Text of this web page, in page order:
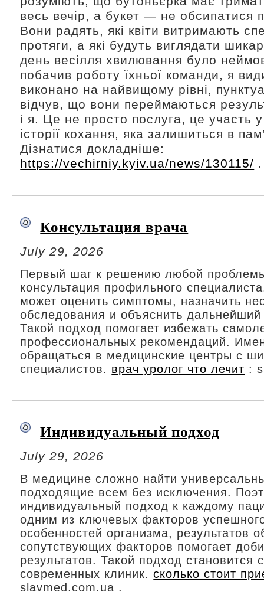
весь вечір, а букет — не обсипатися
Вони радять, які квіти витримають
протяги, а які будуть виглядати
день весілля хвилювання було
побачив роботу їхньої команди, я
виконано на найвищому рівні,
відчув, що вони переймаються
і я. Це не просто послуга, це участь
історії кохання, яка залишиться в
Дізнатися докладніше:
https://vechirniy.kyiv.ua/news/130115/ .
Консультация врача
July 29, 2026
Первый шаг к решению любой
консультация профильного
может оценить симптомы, назначить
обследования и объяснить
Такой подход помогает избежать
профессиональных рекомендаций.
обращаться в медицинские центры с
специалистов. врач уролог что лечит :
Индивидуальный подход
July 29, 2026
В медицине сложно найти
подходящие всем без исключения.
индивидуальный подход к каждому
одним из ключевых факторов
особенностей организма, результатов
сопутствующих факторов помогает
результатов. Такой подход становится
современных клиник.сколько стоит
slavmed.com.ua .